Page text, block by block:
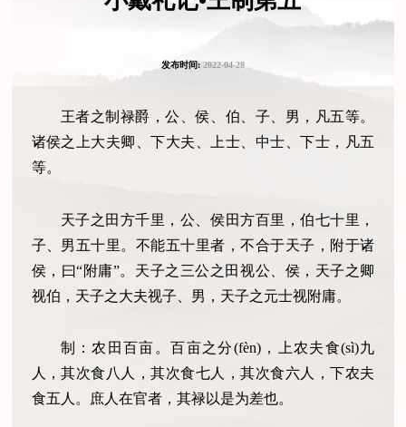
发布时间:2022-04-28
王者之制禄爵，公、侯、伯、子、男，凡五等。
诸侯之上大夫卿、下大夫、上士、中士、下士，凡五
等。
天子之田方千里，公、侯田方百里，伯七十里，
子、男五十里。不能五十里者，不合于天子，附于诸
侯，曰“附庸”。天子之三公之田视公、侯，天子之卿
视伯，天子之大夫视子、男，天子之元士视附庸。
制：农田百亩。百亩之分(fèn)，上农夫食(sì)九
人，其次食八人，其次食七人，其次食六人，下农夫
食五人。庶人在官者，其禄以是为差也。